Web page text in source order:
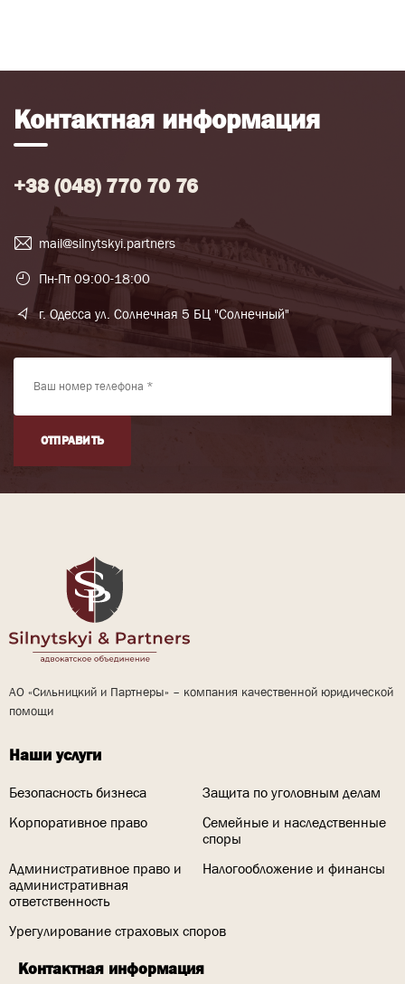
Контактная информация
+38 (048) 770 70 76
mail@silnytskyi.partners
Пн-Пт 09:00-18:00
г. Одесса ул. Солнечная 5 БЦ "Солнечный"
ОТПРАВИТЬ
АО «Сильницкий и Партнеры» – компания качественной юридической
помощи
Контактная информация
Наши услуги
Безопасность бизнеса
Защита по уголовным делам
Корпоративное право
Семейные и наследственные
споры
Административное право и
административная
ответственность
Налогообложение и финансы
Урегулирование страховых споров